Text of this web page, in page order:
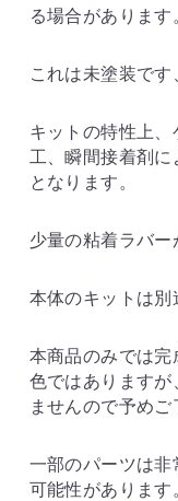
る場合があります
これは未塗装です
キットの特性上
工、瞬間接着剤
となります。
少量の粘着ラバー
本体のキットは別
本商品のみでは
色ではありますが
ませんので予めご
一部のパーツは
可能性があります